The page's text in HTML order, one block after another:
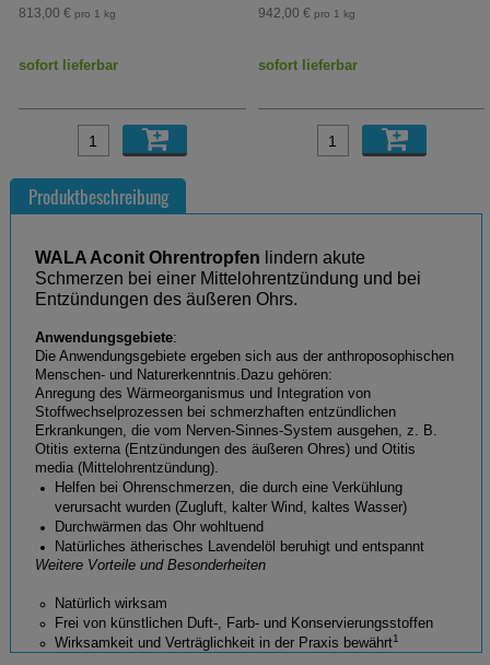
813,00 € pro 1 kg
sofort lieferbar
942,00 € pro 1 kg
sofort lieferbar
Produktbeschreibung
WALA Aconit Ohrentropfen lindern akute
Schmerzen bei einer Mittelohrentzündung und bei
Entzündungen des äußeren Ohrs.
Anwendungsgebiete:
Die Anwendungsgebiete ergeben sich aus der anthroposophischen
Menschen- und Naturerkenntnis.Dazu gehören:
Anregung des Wärmeorganismus und Integration von
Stoffwechselprozessen bei schmerzhaften entzündlichen
Erkrankungen, die vom Nerven-Sinnes-System ausgehen, z. B.
Otitis externa (Entzündungen des äußeren Ohres) und Otitis
media (Mittelohrentzündung).
Helfen bei Ohrenschmerzen, die durch eine Verkühlung
verursacht wurden (Zugluft, kalter Wind, kaltes Wasser)
Durchwärmen das Ohr wohltuend
Natürliches ätherisches Lavendelöl beruhigt und entspannt
Weitere Vorteile und Besonderheiten
Natürlich wirksam
Frei von künstlichen Duft-, Farb- und Konservierungsstoffen
Wirksamkeit und Verträglichkeit in der Praxis bewährt1